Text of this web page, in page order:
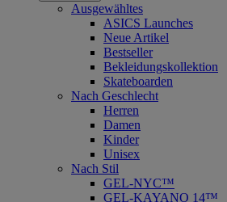
Ausgewähltes
ASICS Launches
Neue Artikel
Bestseller
Bekleidungskollektion
Skateboarden
Nach Geschlecht
Herren
Damen
Kinder
Unisex
Nach Stil
GEL-NYC™
GEL-KAYANO 14™